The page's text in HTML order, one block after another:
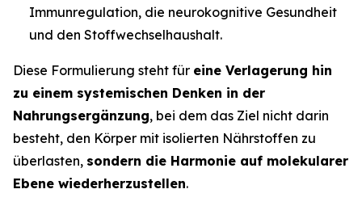
Immunregulation, die neurokognitive Gesundheit
und den Stoffwechselhaushalt.
Diese Formulierung steht für eine Verlagerung hin
zu einem systemischen Denken in der
Nahrungsergänzung, bei dem das Ziel nicht darin
besteht, den Körper mit isolierten Nährstoffen zu
überlasten, sondern die Harmonie auf molekularer
Ebene wiederherzustellen.